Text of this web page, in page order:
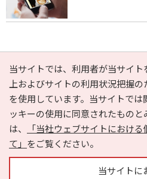
当サイトでは、利用者が当サイ
上およびサイトの利用状況把握
を使用しています。当サイトで
ッキーの使用に同意されたもの
は、
「当社ウェブサイトにおけ
て」 をご覧ください。
当サイトに
e-NAVITA（イーナビタ）とは？
利用規約
個人情報の取り扱い
サイトマップ
広告掲載に